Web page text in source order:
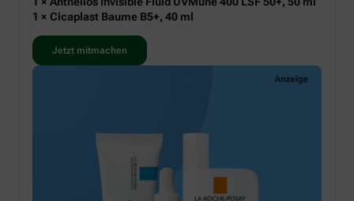
1 × Cicaplast Baume B5+, 40 ml
Jetzt mitmachen